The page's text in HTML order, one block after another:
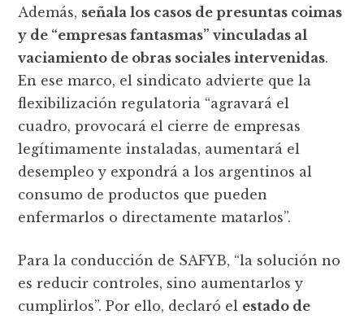
Además, señala los casos de presuntas coimas
y de “empresas fantasmas” vinculadas al
vaciamiento de obras sociales intervenidas.
En ese marco, el sindicato advierte que la
flexibilización regulatoria “agravará el
cuadro, provocará el cierre de empresas
legítimamente instaladas, aumentará el
desempleo y expondrá a los argentinos al
consumo de productos que pueden
enfermarlos o directamente matarlos”.
Para la conducción de SAFYB, “la solución no
es reducir controles, sino aumentarlos y
cumplirlos”. Por ello, declaró el estado de